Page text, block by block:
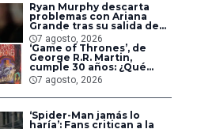
Ryan Murphy descarta
problemas con Ariana
Grande tras su salida de
‘American Horror Story’
7 agosto, 2026
‘Game of Thrones’, de
George R.R. Martin,
cumple 30 años: ¿Qué
sabemos del futuro de la
saga?
7 agosto, 2026
‘Spider-Man jamás lo
haría’: Fans critican a la